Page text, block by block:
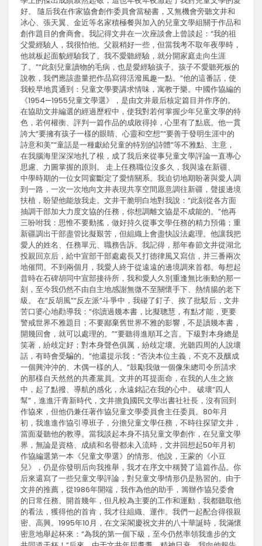
好。 隨后我在作家協會創作委員會當秘書，又無機會旁聽文井和
冰心、張天翼、金近等名家積極餐與加入的兒童文學組關于作品和
創作題目的會商會。我記得文井在一次座談會上曾談起：“我的祖
父愛經驗人，我很怕他。父親稍好一些，但當我考不取年夜學時，
他就板起面貌經驗我了。我不愛聽經驗，就分開家庭走向生涯
了。”“此刻兒童讀物的毛病，也是愛經驗孩子。孩子不愛聽死板的
說教，我們應該盡量把作品寫得活潑風趣一點。”他的這番話，使
我較早地貫通到：兒童文學要講求情味，寓教于樂。中國作協編的
《1954—1955兒童文學選》，是由文井最后核定篇目并作序的。
在協助文井編選的經過歷程中，使我對若何掌握少年兒童文學的特
色，若何權衡、評判一篇作品的成敗得掉，心里有了點底。他一貫
誇大“要擁有孩子一樣的眼睛、心靈和空想”“要善于發明生涯中的
詩意和美”“童話是一種獻給兒童的特別的詩體”等不雅點、主意，
在我腦海里深深地扎了根，成了我后來從事兒童文學評論一直專心
思慮、力圖掌握的原則。 走上任務職位沒多久，我與遠在新疆、
中學時期的一位女同窗斷定了愛情關系。我迫切地期盼著與愛人調
到一路，一次一次地向文井表現共享空間愿意調往新疆，聲援邊境
扶植，盼望他能放我走。文井干脆明白地對我說：“此刻從各方面
抽調干部加大力度文協的任務，你想調離文協是不成能的。”他再
三吩咐我：思惟不要動搖，做好持久從事文學任務的精力預備；重
新疆調出干部盡管比擬艱苦，但組織上會盡快設法處理。他讓我把
愛人的姓名、任務單元、職務告訴。我記得，那年春節文井從湖北
投親回京后，給中宣部干部處處長又打德律風又寫信，并三番兩次
地催問。不到兩個月，我愛人終于從遠遠的邊境調來首都。每想起
昔時在石碑胡同中宣部接待所，我和愛人久別重逢無比衝動的那一
刻，至今我仍然不由自主地感謝無微不至關懷手下、熱情腸的老下
級。 在“反胡風”“反左派”斗爭中，我碰了釘子、挨了批駁后，文井
苦口婆心地勸導我：“你讀過幾本書，比擬聰慧，有點才能，更要
警戒世界不雅題目；不要鄙棄舊世界不雅的影響，不是讀幾本書，
開幾回會，就可以處理的。”“要聽得進順耳之言。下級對本身總是
笑著，紛歧定好；對本身聲色俱厲，紛歧定壞。光聽四周的人說壞
話，有時會受騙的。”他還提示我：“否決本位主義，不克不及釀成
一個興沖沖的、木偶一樣的人。”鼓勵我做一個像朱總司令所請求
的那樣自天然然的共產黨員。文井的耳提面命，在我的人生之旅
中，起了點撥、導航的感化，永遠銘記在我的心中。 破壞“四人
幫”，進進汗青新時代，文井擔負國民文學出書社社長，沒有回到
作協來，但他仍兼任著作協兒童文學委員會主任委員。80年月
初，我進進作協引導班子，分擔兒童文學任務，不時往探望文井，
當面凝聽他的教導。當我談起本身不搞兒童文學創作，在兒童文學
界，無論是資格、成績和名譽都未入流時，文井回想起50年月初
作協編選第一本《兒童文學選》的情形。他說，王蒙的《小豆
兒》，仍是你發明后向我推舉，我才在序文中稱贊了這篇作品。你
后來還寫了一些兒童文學評論，對兒童文學情形仍是熟習的。由于
文井的推薦，從1986年開端，我作為他的助手，籌辦作協兒委會
的日常任務。開首幾年，但凡較為主要的工作和運動，我都聽取他
的看法，獲得他的首肯，我才往組織、運作。我們一起配合得很親
密、高興。1995年10月，在文采閣慶祝文井的八十華誕時，我滿懷
密意地舉起杯來：“為我的第一個下級，至今仍然率領我進步的文